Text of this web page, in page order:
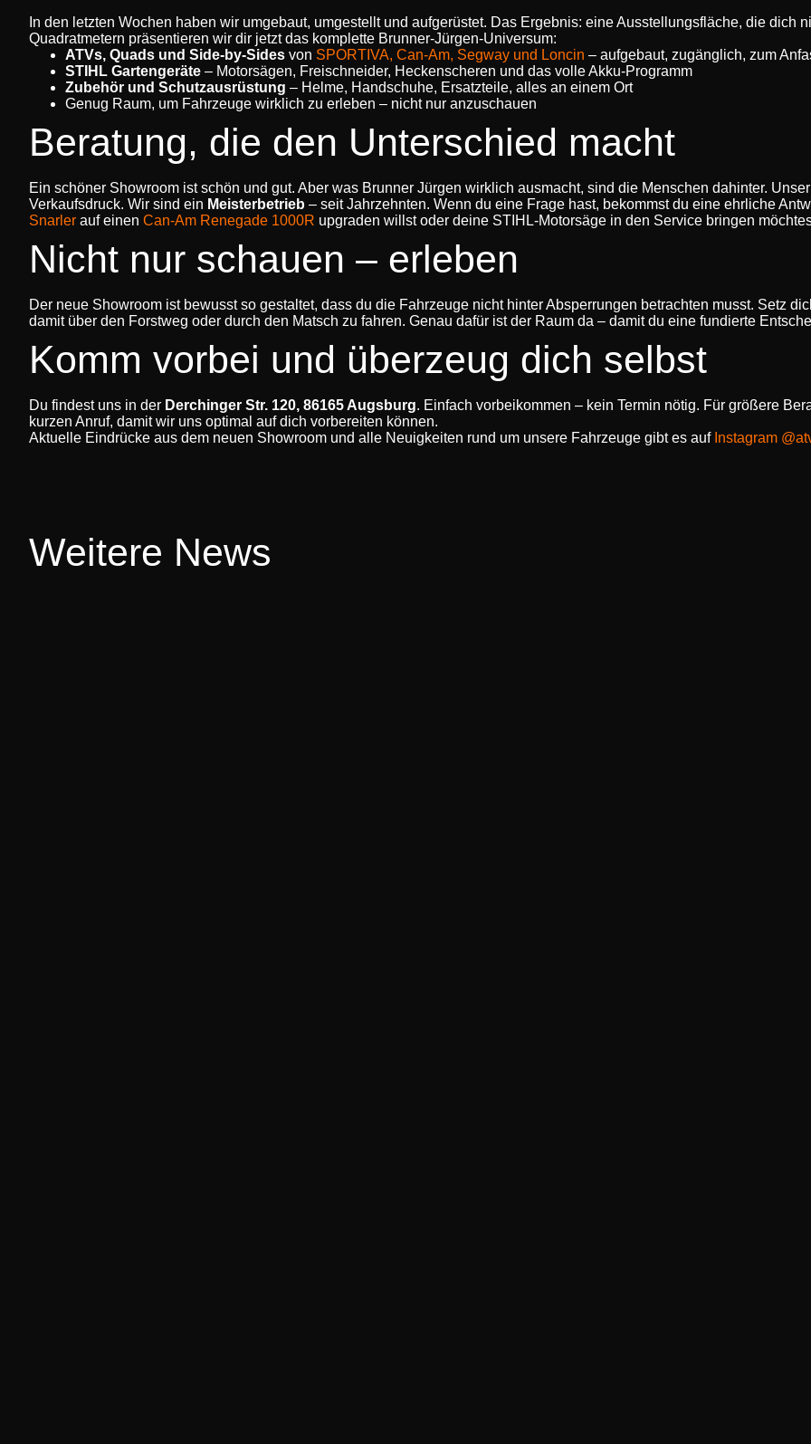
In den letzten Wochen haben wir umgebaut, umgestellt und aufgerüstet. Das Ergebnis: eine Ausstellungsfläche, die dich
Quadratmetern präsentieren wir dir jetzt das komplette Brunner-Jürgen-Universum:
ATVs, Quads und Side-by-Sides von SPORTIVA, Can-Am, Segway und Loncin – aufgebaut, zugänglich, zum
STIHL Gartengeräte – Motorsägen, Freischneider, Heckenscheren und das volle Akku-Programm
Zubehör und Schutzausrüstung – Helme, Handschuhe, Ersatzteile, alles an einem Ort
Genug Raum, um Fahrzeuge wirklich zu erleben – nicht nur anzuschauen
Beratung, die den Unterschied macht
Ein schöner Showroom ist schön und gut. Aber was Brunner Jürgen wirklich ausmacht, sind die Menschen dahinter.
Verkaufsdruck. Wir sind ein Meisterbetrieb – seit Jahrzehnten. Wenn du eine Frage hast, bekommst du eine ehrliche
Snarler auf einen Can-Am Renegade 1000R upgraden willst oder deine STIHL-Motorsäge in den Service bringen
Nicht nur schauen – erleben
Der neue Showroom ist bewusst so gestaltet, dass du die Fahrzeuge nicht hinter Absperrungen betrachten musst. Setz
damit über den Forstweg oder durch den Matsch zu fahren. Genau dafür ist der Raum da – damit du eine fundierte
Komm vorbei und überzeug dich selbst
Du findest uns in der Derchinger Str. 120, 86165 Augsburg. Einfach vorbeikommen – kein Termin nötig. Für größere
kurzen Anruf, damit wir uns optimal auf dich vorbereiten können.
Aktuelle Eindrücke aus dem neuen Showroom und alle Neuigkeiten rund um unsere Fahrzeuge gibt es auf Instagram
Weitere News